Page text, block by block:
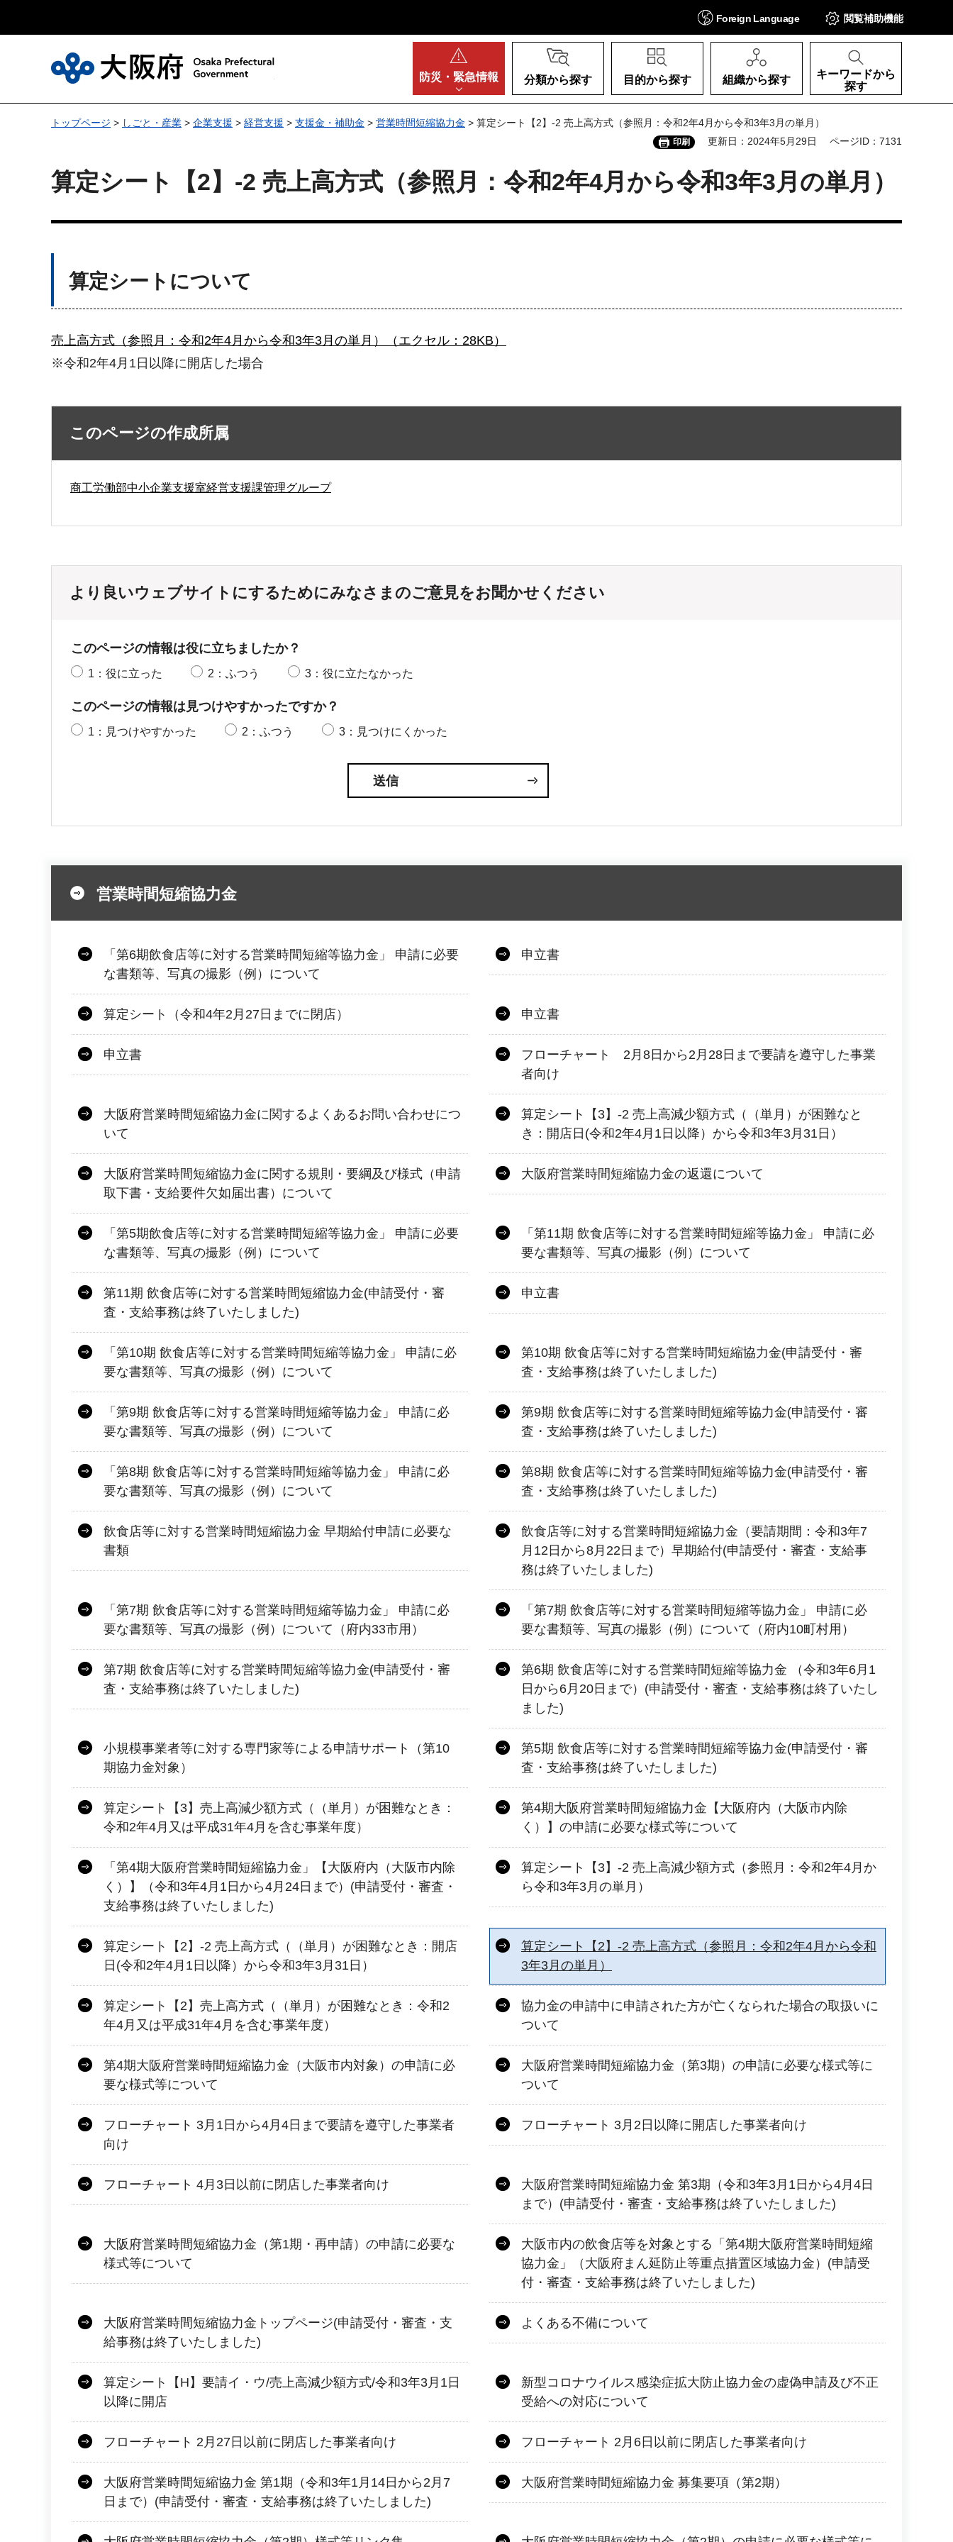
Foreign Language 閲覧補助機能
防災・ 緊急情報 分類から探す 目的から探す 組織から探す
キーワードから
探す
トップページ > しごと・産業 > 企業支援 > 経営支援 > 支援金・補助金 > 営業時間短縮協力金 > 算定シート【2】-2 売上高方式（参照月：令和2年4月から令和3年3月の単月）
印刷 更新日：2024年5月29日 ページID：7131
算定シート【2】-2 売上高方式（参照月：令和2年4月から令和3年3月の単月）
算定シートについて
売上高方式（参照月：令和2年4月から令和3年3月の単月）（エクセル：28KB）
※令和2年4月1日以降に開店した場合
このページの作成所属
商工労働部中小企業支援室経営支援課管理グループ
より良いウェブサイトにするためにみなさまのご意見をお聞かせください
このページの情報は役に立ちましたか？
1：役に立った 2：ふつう 3：役に立たなかった
このページの情報は見つけやすかったですか？
1：見つけやすかった 2：ふつう 3：見つけにくかった
営業時間短縮協力金
「第6期飲食店等に対する営業時間短縮等協力金」 申請に必要
な書類等、写真の撮影（例）について
申立書
算定シート（令和4年2月27日までに閉店） 申立書
申立書
フローチャート 2月8日から2月28日まで要請を遵守した事業
者向け
大阪府営業時間短縮協力金に関するよくあるお問い合わせにつ
いて
算定シート【3】-2 売上高減少額方式（（単月）が困難なと
き：開店日(令和2年4月1日以降）から令和3年3月31日）
大阪府営業時間短縮協力金に関する規則・要綱及び様式（申請
取下書・支給要件欠如届出書）について
大阪府営業時間短縮協力金の返還について
「第5期飲食店等に対する営業時間短縮等協力金」 申請に必要
な書類等、写真の撮影（例）について
「第11期 飲食店等に対する営業時間短縮等協力金」 申請に必
要な書類等、写真の撮影（例）について
第11期 飲食店等に対する営業時間短縮協力金(申請受付・審
査・支給事務は終了いたしました)
申立書
「第10期 飲食店等に対する営業時間短縮等協力金」 申請に必
要な書類等、写真の撮影（例）について
第10期 飲食店等に対する営業時間短縮協力金(申請受付・審
査・支給事務は終了いたしました)
「第9期 飲食店等に対する営業時間短縮等協力金」 申請に必
要な書類等、写真の撮影（例）について
第9期 飲食店等に対する営業時間短縮等協力金(申請受付・審
査・支給事務は終了いたしました)
「第8期 飲食店等に対する営業時間短縮等協力金」 申請に必
要な書類等、写真の撮影（例）について
第8期 飲食店等に対する営業時間短縮等協力金(申請受付・審
査・支給事務は終了いたしました)
飲食店等に対する営業時間短縮協力金 早期給付申請に必要な
書類
飲食店等に対する営業時間短縮協力金（要請期間：令和3年7
月12日から8月22日まで）早期給付(申請受付・審査・支給事
務は終了いたしました)
「第7期 飲食店等に対する営業時間短縮等協力金」 申請に必
要な書類等、写真の撮影（例）について（府内33市用）
「第7期 飲食店等に対する営業時間短縮等協力金」 申請に必
要な書類等、写真の撮影（例）について（府内10町村用）
第7期 飲食店等に対する営業時間短縮等協力金(申請受付・審
査・支給事務は終了いたしました)
第6期 飲食店等に対する営業時間短縮等協力金 （令和3年6月1
日から6月20日まで）(申請受付・審査・支給事務は終了いたし
ました)
小規模事業者等に対する専門家等による申請サポート（第10
期協力金対象）
第5期 飲食店等に対する営業時間短縮等協力金(申請受付・審
査・支給事務は終了いたしました)
算定シート【3】売上高減少額方式（（単月）が困難なとき：
令和2年4月又は平成31年4月を含む事業年度）
第4期大阪府営業時間短縮協力金【大阪府内（大阪市内除
く）】の申請に必要な様式等について
「第4期大阪府営業時間短縮協力金」【大阪府内（大阪市内除
く）】（令和3年4月1日から4月24日まで）(申請受付・審査・
支給事務は終了いたしました)
算定シート【3】-2 売上高減少額方式（参照月：令和2年4月か
ら令和3年3月の単月）
算定シート【2】-2 売上高方式（（単月）が困難なとき：開店
日(令和2年4月1日以降）から令和3年3月31日）
算定シート【2】-2 売上高方式（参照月：令和2年4月から令和
3年3月の単月）
算定シート【2】売上高方式（（単月）が困難なとき：令和2
年4月又は平成31年4月を含む事業年度）
協力金の申請中に申請された方が亡くなられた場合の取扱いに
ついて
第4期大阪府営業時間短縮協力金（大阪市内対象）の申請に必
要な様式等について
大阪府営業時間短縮協力金（第3期）の申請に必要な様式等に
ついて
フローチャート 3月1日から4月4日まで要請を遵守した事業者
向け
フローチャート 3月2日以降に開店した事業者向け
フローチャート 4月3日以前に閉店した事業者向け
大阪府営業時間短縮協力金 第3期（令和3年3月1日から4月4日
まで）(申請受付・審査・支給事務は終了いたしました)
大阪府営業時間短縮協力金（第1期・再申請）の申請に必要な
様式等について
大阪市内の飲食店等を対象とする「第4期大阪府営業時間短縮
協力金」（大阪府まん延防止等重点措置区域協力金）(申請受
付・審査・支給事務は終了いたしました)
大阪府営業時間短縮協力金トップページ(申請受付・審査・支
給事務は終了いたしました)
よくある不備について
算定シート【H】要請イ・ウ/売上高減少額方式/令和3年3月1日
以降に開店
新型コロナウイルス感染症拡大防止協力金の虚偽申請及び不正
受給への対応について
フローチャート 2月27日以前に閉店した事業者向け フローチャート 2月6日以前に閉店した事業者向け
大阪府営業時間短縮協力金 第1期（令和3年1月14日から2月7
日まで）(申請受付・審査・支給事務は終了いたしました)
大阪府営業時間短縮協力金 募集要項（第2期）